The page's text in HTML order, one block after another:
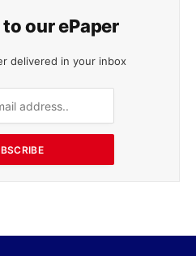
our ePaper
delivered in your inbox